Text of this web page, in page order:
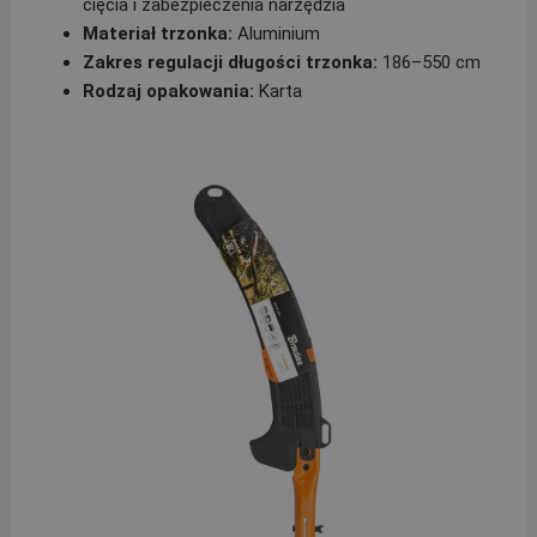
Materiał trzonka: Aluminium
Zakres regulacji długości trzonka: 186–550 cm
Rodzaj opakowania: Karta